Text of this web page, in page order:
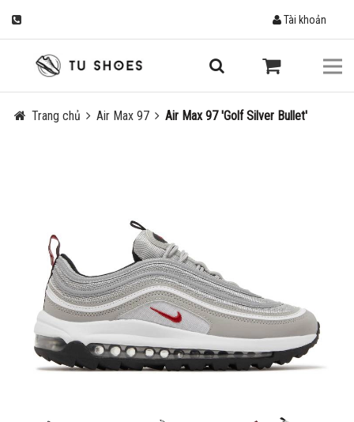
Tài khoản
Trang chủ Air Max 97 Air Max 97 'Golf Silver Bullet'